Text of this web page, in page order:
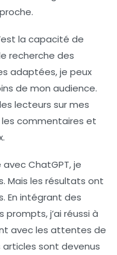
la capacité de
recherche des
adaptées, je peux
de mon audience.
lecteurs sur mes
commentaires et
ChatGPT, je
Mais les résultats ont
En intégrant des
prompts, j’ai réussi à
avec les attentes de
sont devenus